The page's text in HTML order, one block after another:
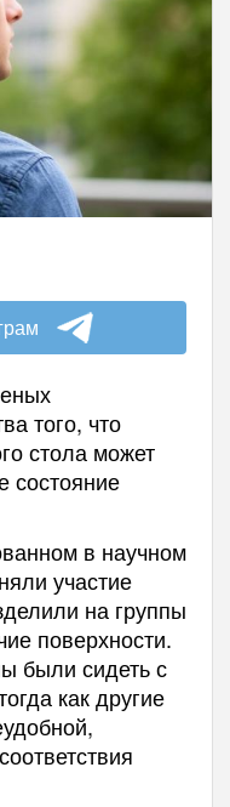
того, что
стола может
состояние
в научном
участие
на группы
поверхности.
были сидеть с
как другие